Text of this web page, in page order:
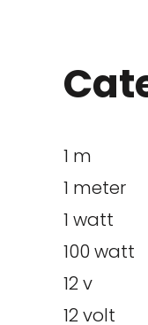
1 m
1 meter
1 watt
100 watt
12 v
12 volt